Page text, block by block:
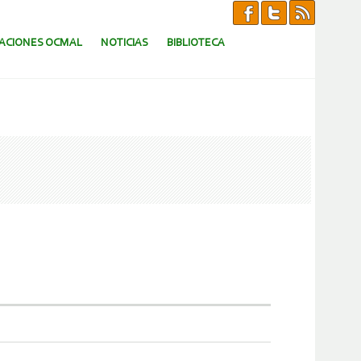
OCMAL NOTICIAS BIBLIOTECA